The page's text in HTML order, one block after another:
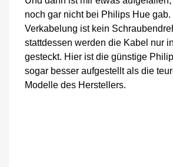
noch gar nicht bei Philips Hue gab.
Verkabelung ist kein
stattdessen werden die Kabel nur
gesteckt. Hier ist die günstige
sogar besser aufgestellt als die
Modelle des Herstellers.